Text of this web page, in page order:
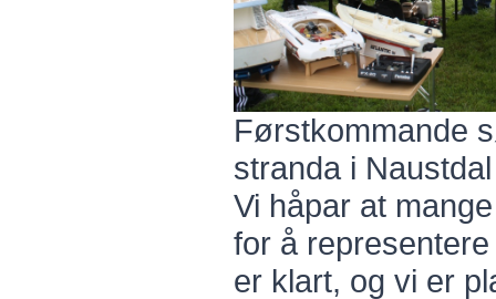
Førstkommande
stranda i
Vi håpar at
for å
er klart, og vi er